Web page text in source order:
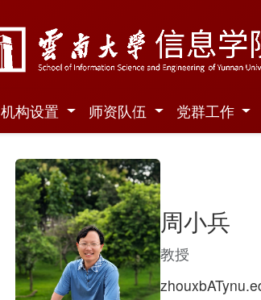
机构设置 师资队伍 党群工作
周小兵
教授